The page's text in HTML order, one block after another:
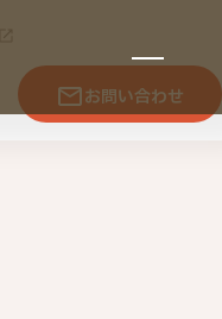
お問い合わせ